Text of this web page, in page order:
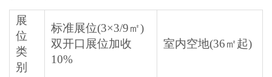
展
位
类
别
标准展位(3×3/9㎡)
双开口展位加收
10%
室内空地(36㎡起)